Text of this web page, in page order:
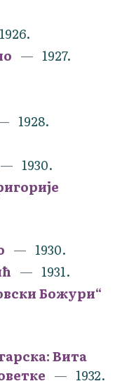
1926.
1927.
1928.
1930.
1930.
1931.
Божури“
Вита
1932.